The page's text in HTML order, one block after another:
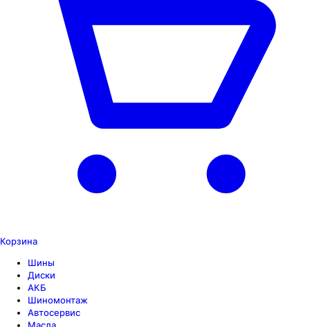
Корзина
Шины
Диски
АКБ
Шиномонтаж
Автосервис